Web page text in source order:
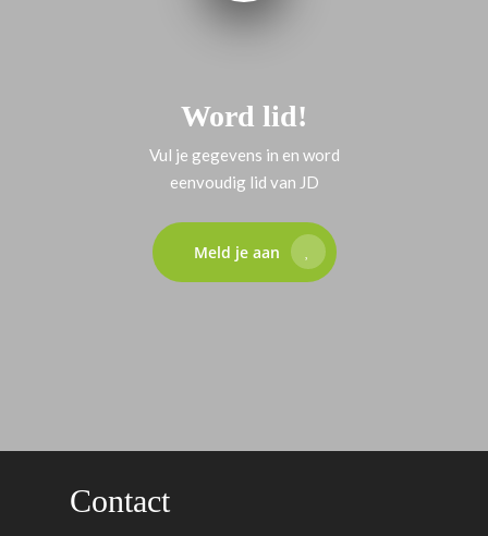
Word lid!
Vul je gegevens in en word
eenvoudig lid van JD
Meld je aan
Contact